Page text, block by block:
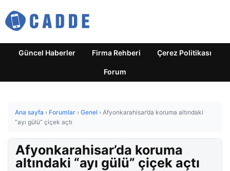
Güncel Haberler Firma Rehberi Çerez Politikası
Forum
Ana sayfa › Forumlar › Genel › Afyonkarahisar’da koruma altındaki
“ayı gülü” çiçek açtı
Afyonkarahisar’da koruma
altındaki “ayı gülü” çiçek açtı